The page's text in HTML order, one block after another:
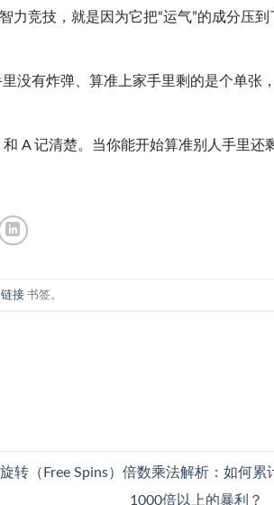
力竞技，就是因为它把“运气”的成分压到
没有炸弹、算准上家手里剩的是个单张
A 记清楚。当你能开始算准别人手里还
接 书签。
转（Free Spins）倍数乘法解析：如何累
1000倍以上的暴利？